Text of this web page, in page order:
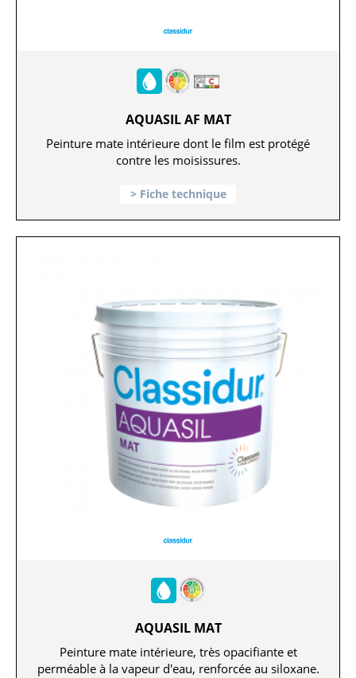
AQUASIL AF MAT
Peinture mate intérieure dont le film est protégé
contre les moisissures.
Fiche technique
AQUASIL MAT
Peinture mate intérieure, très opacifiante et
perméable à la vapeur d'eau, renforcée au siloxane.